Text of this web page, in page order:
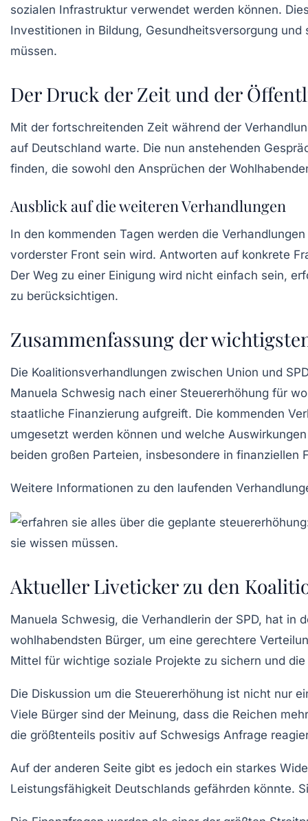
sozialen Infrastruktur verwendet werden können.
Investitionen in Bildung, Gesundheitsversorgung
müssen.
Der Druck der Zeit und der
Mit der fortschreitenden Zeit während der
auf Deutschland warte. Die nun anstehenden
finden, die sowohl den Ansprüchen der
Ausblick auf die weiteren Verhandlungen
In den kommenden Tagen werden die
vorderster Front sein wird. Antworten auf konkrete
Der Weg zu einer Einigung wird nicht einfach sein,
zu berücksichtigen.
Zusammenfassung der
Die Koalitionsverhandlungen zwischen Union und
Manuela Schwesig nach einer Steuererhöhung für
staatliche Finanzierung aufgreift. Die kommenden
umgesetzt werden können und welche
beiden großen Parteien, insbesondere in finanziellen
Weitere Informationen zu den laufenden
Aktueller Liveticker zu den
Manuela Schwesig, die Verhandlerin der SPD, hat in
wohlhabendsten Bürger, um eine gerechtere
Mittel für wichtige soziale Projekte zu sichern und die
Die Diskussion um die Steuererhöhung ist nicht nur
Viele Bürger sind der Meinung, dass die Reichen
die größtenteils positiv auf Schwesigs Anfrage
Auf der anderen Seite gibt es jedoch ein starkes
Leistungsfähigkeit Deutschlands gefährden könnte.